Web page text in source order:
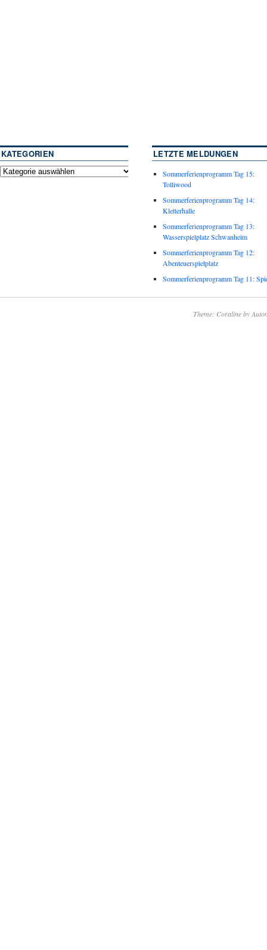
KATEGORIEN LETZTE MELDUNGEN
Sommerferienprogramm Tag 15:
Tolliwood
Sommerferienprogramm Tag 14:
Kletterhalle
Sommerferienprogramm Tag 13:
Wasserspielplatz Schwanheim
Sommerferienprogramm Tag 12:
Abenteuerspielplatz
Sommerferienprogramm Tag 11:
Theme: Coraline by